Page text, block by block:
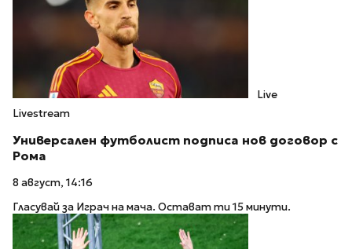
Live
Livestream
Универсален футболист подписа нов договор с
Рома
8 август, 14:16
Гласувай за Играч на мача. Остават ти 15 минути.